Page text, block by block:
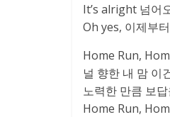
It’s alright 넘어
Oh yes, 이제부
Home Run,
널 향한 내 맘 이
노력한 만큼 보
Home Run,